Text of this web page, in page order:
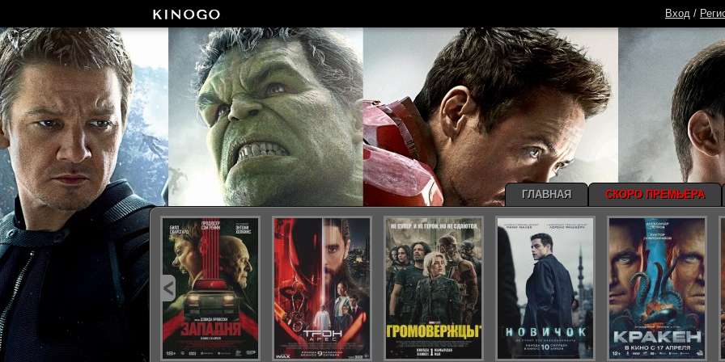
Вход /
ГЛАВНАЯ СКОРО ПРЕМЬЕРА